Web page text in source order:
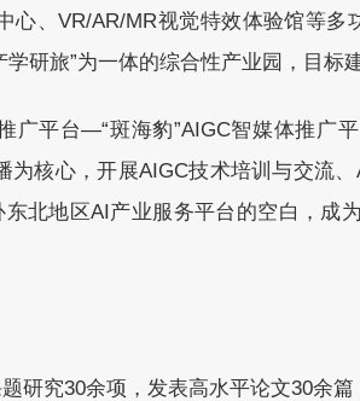
心、VR/AR/MR视觉特效体验馆等
研旅”为一体的综合性产业园，目标
广平台—“斑海豹”AIGC智媒体推广
为核心，开展AIGC技术培训与交流
北地区AI产业服务平台的空白，成
研究30余项，发表高水平论文30余